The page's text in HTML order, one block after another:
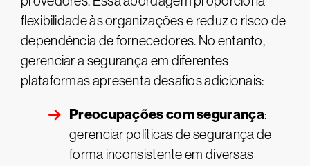
flexibilidade às organizações e reduz o risco de
dependência de fornecedores. No entanto,
gerenciar a segurança em diferentes
plataformas apresenta desafios adicionais:
Preocupações com segurança:
gerenciar políticas de segurança de
forma inconsistente em diversas